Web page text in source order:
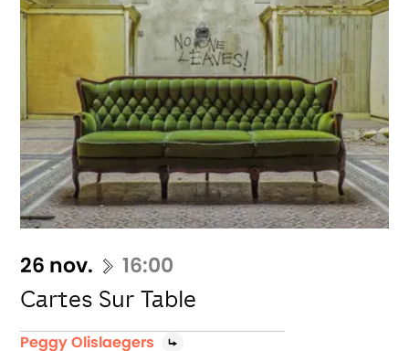
26 nov. 16:00
Cartes Sur Table
Peggy Olislaegers